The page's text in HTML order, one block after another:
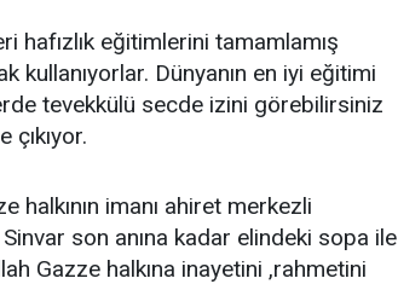
hafızlık eğitimlerini tamamlamış
kullanıyorlar. Dünyanın en iyi eğitimi
tevekkülü secde izini görebilirsiniz
çıkıyor.
imanı ahiret merkezli
son anına kadar elindeki sopa ile
Gazze halkına inayetini ,rahmetini